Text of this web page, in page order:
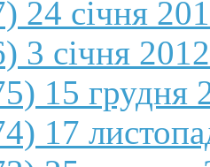
24 січня
3 січня 2012
15 грудня
17